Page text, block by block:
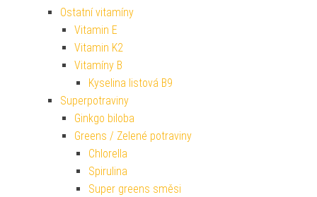
Ostatní vitamíny
Vitamin E
Vitamin K2
Vitamíny B
Kyselina listová B9
Superpotraviny
Ginkgo biloba
Greens / Zelené potraviny
Chlorella
Spirulina
Super greens směsi